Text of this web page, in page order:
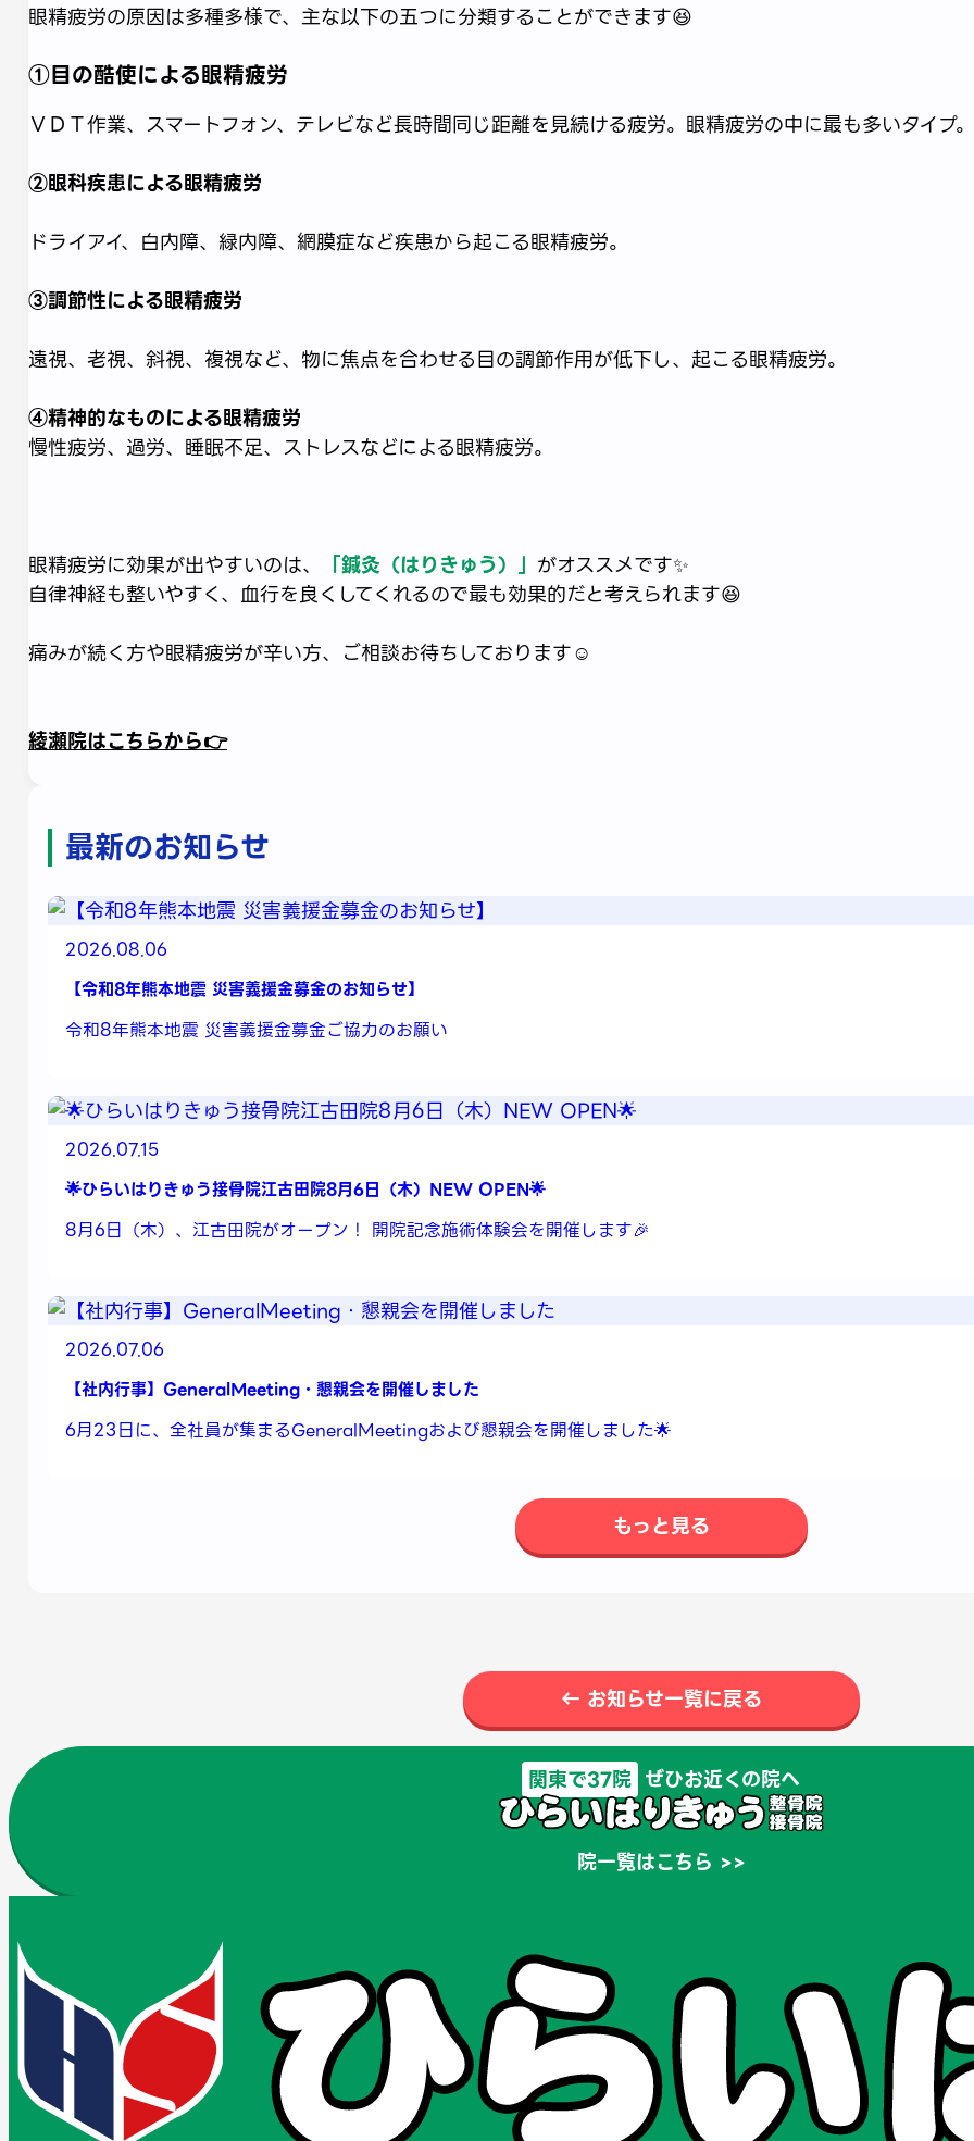
眼精疲労の原因は多種多様で、主な以下の五つに分類することができます😆
①目の酷使による眼精疲労
ＶＤＴ作業、スマートフォン、テレビなど長時間同じ距離を見続ける疲労。眼精疲労の中に最も多いタイプ。
②眼科疾患による眼精疲労
ドライアイ、白内障、緑内障、網膜症など疾患から起こる眼精疲労。
③調節性による眼精疲労
遠視、老視、斜視、複視など、物に焦点を合わせる目の調節作用が低下し、起こる眼精疲労。
④精神的なものによる眼精疲労
慢性疲労、過労、睡眠不足、ストレスなどによる眼精疲労。
眼精疲労に効果が出やすいのは、 「鍼灸（はりきゅう）」 がオススメです✨️
自律神経も整いやすく、血行を良くしてくれるので最も効果的だと考えられます😆
痛みが続く方や眼精疲労が辛い方、ご相談お待ちしております☺️
綾瀬院はこちらから👉
最新のお知らせ
2026.08.06
【令和8年熊本地震 災害義援金募金のお知らせ】
令和8年熊本地震 災害義援金募金ご協力のお願い
2026.07.15
🌟ひらいはりきゅう接骨院江古田院8月6日（木）NEW OPEN🌟
8月6日（木）、江古田院がオープン！ 開院記念施術体験会を開催します🎉
2026.07.06
【社内行事】GeneralMeeting・懇親会を開催しました
6月23日に、全社員が集まるGeneralMeetingおよび懇親会を開催しました🌟
もっと見る
← お知らせ一覧に戻る
関東で37院 ぜひお近くの院へ
院一覧はこちら >>